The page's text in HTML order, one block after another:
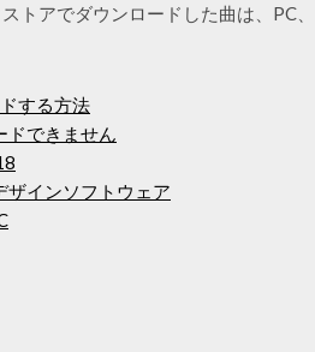
トアでダウンロードした曲は、PC
する方法
ドできません
ザインソフトウェア